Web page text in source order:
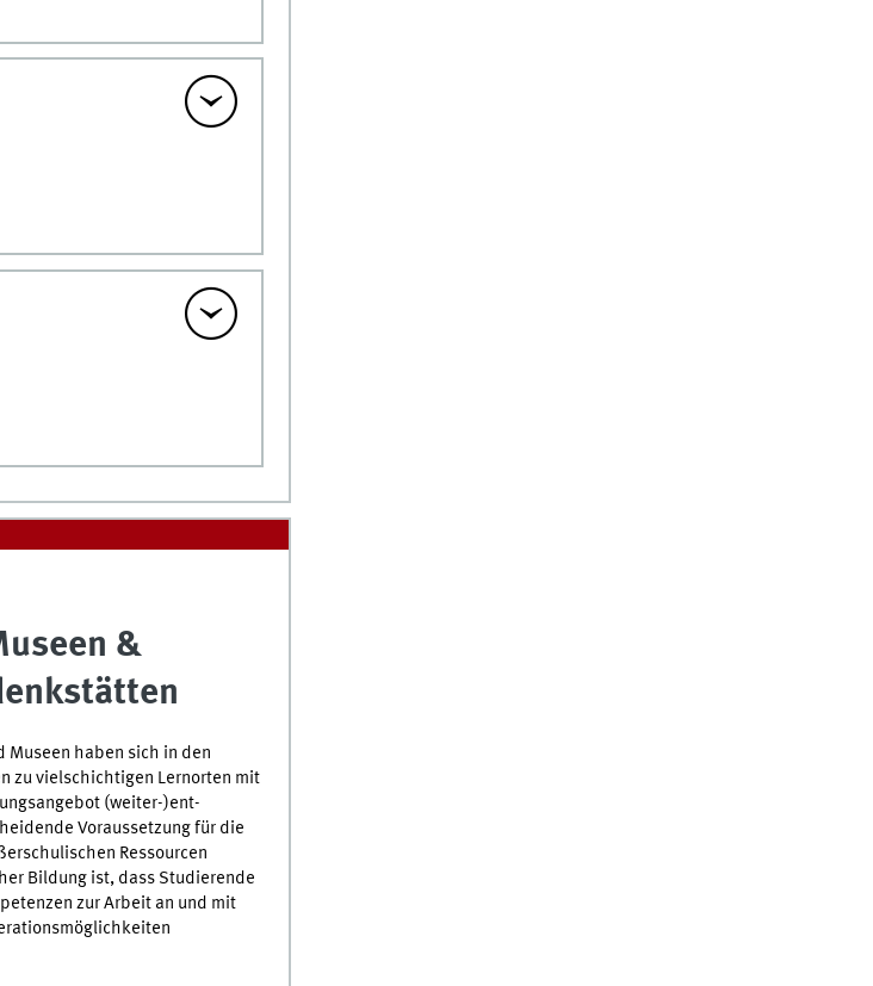
&
Museen haben sich in den
zu vielschichtigen Lernorten mit
(weiter-)ent-
Voraussetzung für die
Ressourcen
Bildung ist, dass Studierende
zur Arbeit an und mit